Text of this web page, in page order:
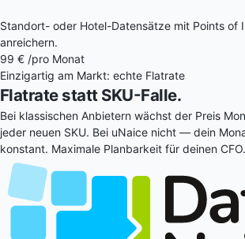
Standort- oder Hotel-Datensätze mit Points of
anreichern.
99 € /pro Monat
Einzigartig am Markt: echte Flatrate
Flatrate statt SKU-Falle.
Bei klassischen Anbietern wächst der Preis
jeder neuen SKU. Bei uNaice nicht — dein
konstant. Maximale Planbarkeit für deinen CFO.